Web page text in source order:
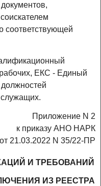
соответствующей
ЕКС - Единый
служащих.
Приложение N 2
к приказу АНО НАРК
от 21.03.2022 N 35/22-ПР
И ТРЕБОВАНИЙ
ИЗ РЕЕСТРА